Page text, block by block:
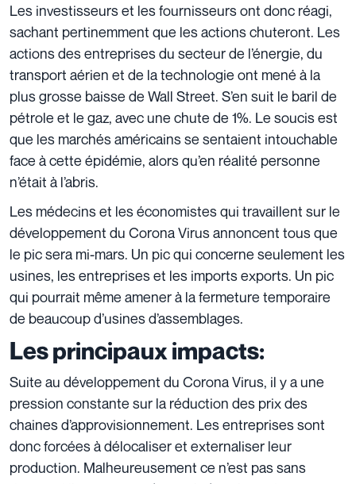
Les investisseurs et les fournisseurs ont donc réagi,
sachant pertinemment que les actions chuteront. Les
actions des entreprises du secteur de l’énergie, du
transport aérien et de la technologie ont mené à la
plus grosse baisse de Wall Street. S’en suit le baril de
pétrole et le gaz, avec une chute de 1%. Le soucis est
que les marchés américains se sentaient intouchable
face à cette épidémie, alors qu’en réalité personne
n’était à l’abris.
Les médecins et les économistes qui travaillent sur le
développement du Corona Virus annoncent tous que
le pic sera mi-mars. Un pic qui concerne seulement les
usines, les entreprises et les imports exports. Un pic
qui pourrait même amener à la fermeture temporaire
de beaucoup d’usines d’assemblages.
Les principaux impacts:
Suite au développement du Corona Virus, il y a une
pression constante sur la réduction des prix des
chaines d’approvisionnement. Les entreprises sont
donc forcées à délocaliser et externaliser leur
production. Malheureusement ce n’est pas sans